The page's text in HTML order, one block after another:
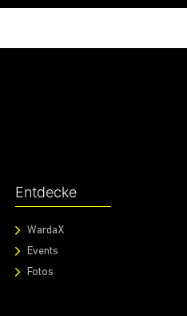
Entdecke
WardaX
Events
Fotos